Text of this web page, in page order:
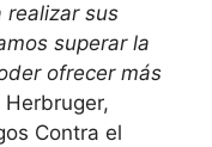
realizar sus
superar la
ofrecer más
Contra el